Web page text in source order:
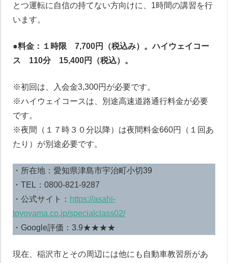
とつ運転に自信の持てない方向けに、1時間の講習を行
います。
●料金：１時限 7,700円（税込み）。ハイウェイコー
ス
110分 15,400円（税込）。
※初回は、入会金3,300円が必要です。
※ハイウェイコースは、別途高速道路通行料金が必要
です。
※夜間（１７時３０分以降）は夜間料金660円（１回あ
たり）が別途必要です。
・所在地：愛知県津島市宇治町小切39
・TEL：0800-821-9287
・公式サイト： https://asahi-
toyoyama.co.jp/specialclass02/
・Google評価：3.9★★★★
現在、稲沢市とその周辺には他にも自動車教習所があ